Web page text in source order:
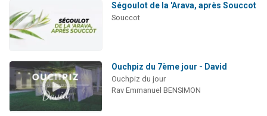
Ségoulot de la 'Arava, après Souccot
Souccot
Ouchpiz du 7ème jour - David
Ouchpiz du jour
Rav Emmanuel BENSIMON